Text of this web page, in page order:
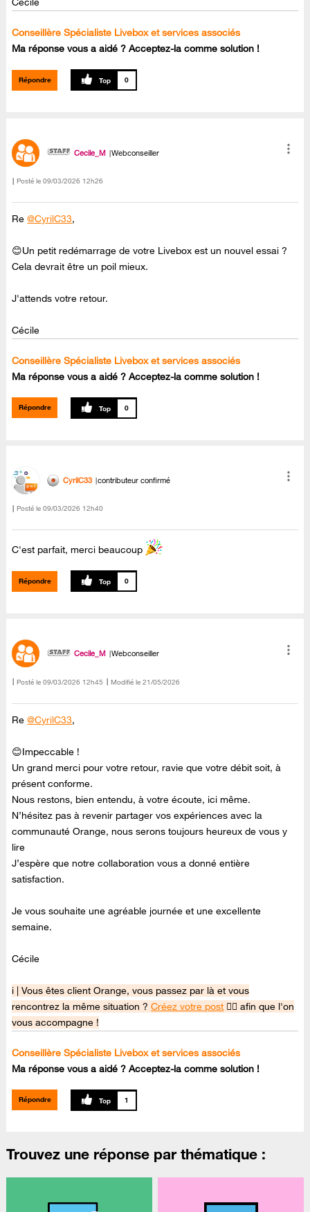
Conseillère Spécialiste Livebox et services associés
Ma réponse vous a aidé ? Acceptez-la comme solution !
Répondre 0
Cecile_M Webconseiller
Posté le ‎09/03/2026 12h26
Re@CyrilC33,
😊Un petit redémarrage de votre Livebox est un nouvel essai ?
Cela devrait être un poil mieux.
J'attends votre retour.
Cécile
Conseillère Spécialiste Livebox et services associés
Ma réponse vous a aidé ? Acceptez-la comme solution !
Répondre 0
CyrilC33 contributeur confirmé
Posté le ‎09/03/2026 12h40
C'est parfait, merci beaucoup
Répondre 0
Cecile_M Webconseiller
Posté le ‎09/03/2026 12h45 Modifié le 21/05/2026
Re@CyrilC33,
😊Impeccable !
Un grand merci pour votre retour, ravie que votre débit soit, à
présent conforme.
Nous restons, bien entendu, à votre écoute, ici même.
N’hésitez pas à revenir partager vos expériences avec la
communauté Orange, nous serons toujours heureux de vous y
lire
J’espère que notre collaboration vous a donné entière
satisfaction.
Je vous souhaite une agréable journée et une excellente
semaine.
Cécile
i | Vous êtes client Orange, vous passez par là et vous
rencontrez la même situation ?Créez votre post 👈🏼 afin que l'on
vous accompagne !
Conseillère Spécialiste Livebox et services associés
Ma réponse vous a aidé ? Acceptez-la comme solution !
Répondre 1
Trouvez une réponse par thématique :